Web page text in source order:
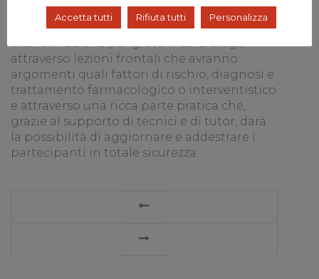
cardiologia del futuro» si propone quindi di
realizzare una campagna di informazione e
attraverso lezioni frontali che avranno
argomenti quali fattori di rischio, diagnosi e
trattamento farmacologico o interventistico
e attraverso una ricca parte pratica che,
grazie al supporto di tecnici e di tutor, darà
la possibilità di aggiornare e addestrare i
partecipanti in totale sicurezza.
Accetta tutti Rifiuta tutti Personalizza